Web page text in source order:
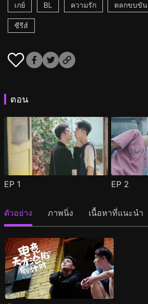
เกย์
BL ความรัก ตลกขบขัน
ซีรีส์
ตอน
EP 1 EP 2
ตัวอย่าง ภาพนิ่ง เนื้อหาที่แนะนำ